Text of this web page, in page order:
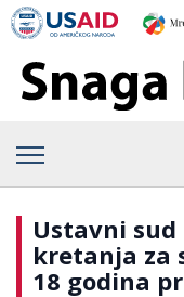
Ustavni sud
kretanja za
18 godina